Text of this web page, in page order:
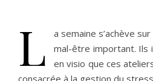
L
a semaine s’achève
mal-être important. Ils
en visio que ces
consacrée à la gestion du